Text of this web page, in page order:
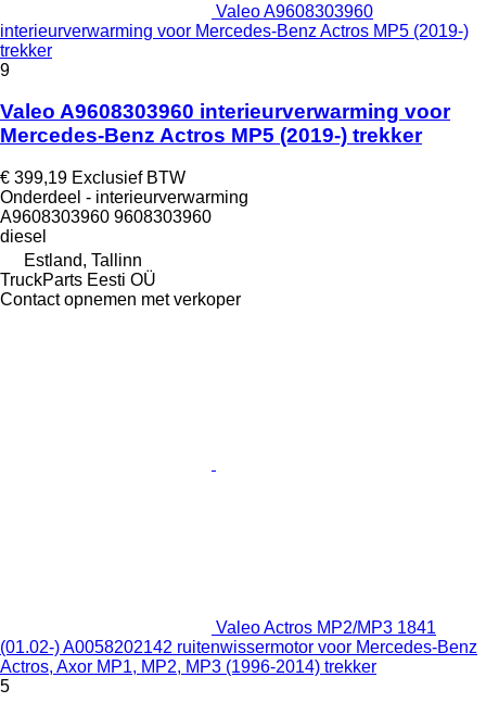
Valeo A9608303960
interieurverwarming voor Mercedes-Benz Actros MP5 (2019-)
trekker
9
Valeo A9608303960 interieurverwarming voor
Mercedes-Benz Actros MP5 (2019-) trekker
€ 399,19 Exclusief BTW
Onderdeel - interieurverwarming
A9608303960 9608303960
diesel
Estland, Tallinn
TruckParts Eesti OÜ
Contact opnemen met verkoper
Valeo Actros MP2/MP3 1841
(01.02-) A0058202142 ruitenwissermotor voor Mercedes-Benz
Actros, Axor MP1, MP2, MP3 (1996-2014) trekker
5